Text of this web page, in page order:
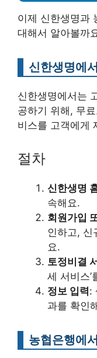
이제 신한생명과
대해서 알아볼까
신한생명에
신한생명에서는
공하기 위해, 무
비스를 고객에게
절차
신한생명
속해요.
회원가입
인하고, 신
요.
토정비결
세 서비스’
정보 입력:
과를 확인
농협은행에